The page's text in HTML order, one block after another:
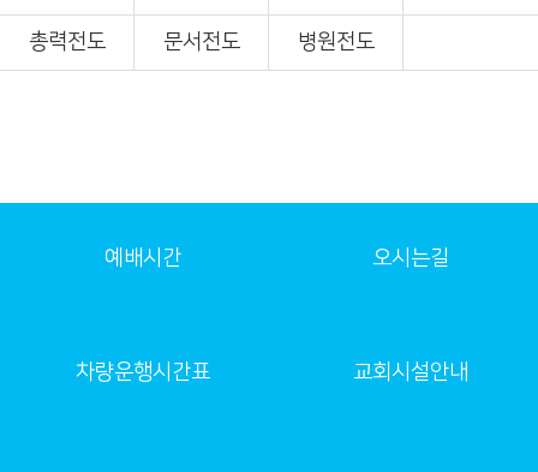
총력전도 문서전도 병원전도
예배시간 오시는길
차량운행시간표 교회시설안내